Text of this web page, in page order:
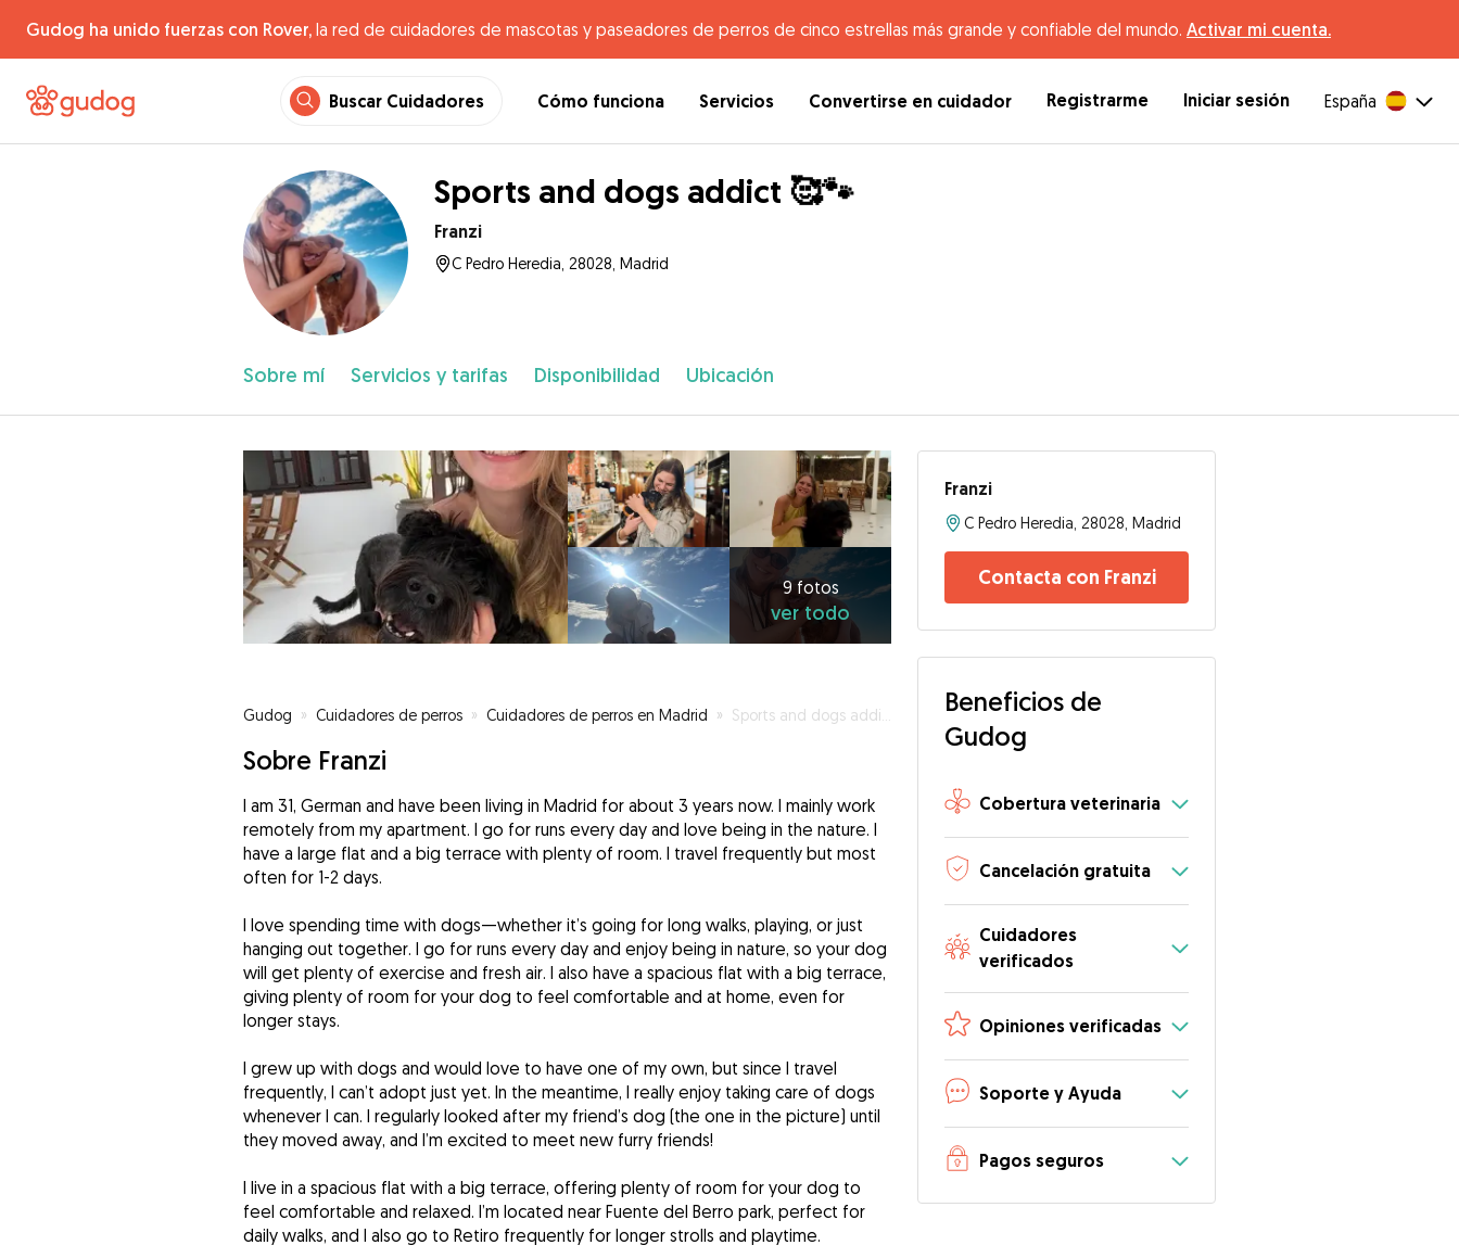
Gudog ha unido fuerzas con Rover, la red de cuidadores de mascotas y paseadores de perros de cinco estrellas más grande y confiable del mundo. Activar mi cuenta.
Buscar Cuidadores Cómo funciona Servicios Convertirse en cuidador Registrarme Iniciar sesión España
Sports and dogs addict 🥰🐾
Franzi
C Pedro Heredia, 28028, Madrid
Sobre mí Servicios y tarifas Disponibilidad Ubicación
9 fotos
ver todo
Gudog » Cuidadores de perros » Cuidadores de perros en Madrid » Sports and dogs addict 🥰🐾
Sobre Franzi
I am 31, German and have been living in Madrid for about 3 years now. I mainly work
remotely from my apartment. I go for runs every day and love being in the nature. I
have a large flat and a big terrace with plenty of room. I travel frequently but most
often for 1-2 days.
I love spending time with dogs—whether it’s going for long walks, playing, or just
hanging out together. I go for runs every day and enjoy being in nature, so your dog
will get plenty of exercise and fresh air. I also have a spacious flat with a big terrace,
giving plenty of room for your dog to feel comfortable and at home, even for
longer stays.
I grew up with dogs and would love to have one of my own, but since I travel
frequently, I can’t adopt just yet. In the meantime, I really enjoy taking care of dogs
whenever I can. I regularly looked after my friend’s dog (the one in the picture) until
they moved away, and I’m excited to meet new furry friends!
I live in a spacious flat with a big terrace, offering plenty of room for your dog to
feel comfortable and relaxed. I’m located near Fuente del Berro park, perfect for
daily walks, and I also go to Retiro frequently for longer strolls and playtime.
Franzi
C Pedro Heredia, 28028, Madrid
Contacta con Franzi
Beneficios de
Gudog
Cobertura veterinaria
Cancelación gratuita
Cuidadores
verificados
Opiniones verificadas
Soporte y Ayuda
Pagos seguros